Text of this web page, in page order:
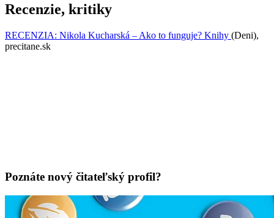
Recenzie, kritiky
RECENZIA: Nikola Kucharská – Ako to funguje? Knihy (Deni),
precitane.sk
Poznáte nový čitateľský profil?